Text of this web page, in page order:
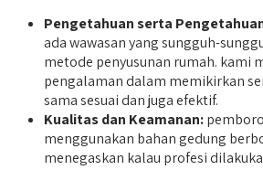
Pengetahuan serta
ada wawasan yang sungguh-
metode penyusunan rumah. kami
pengalaman dalam memikirkan
sama sesuai dan juga efektif.
Kualitas dan Keamanan:
menggunakan bahan gedung
menegaskan kalau profesi